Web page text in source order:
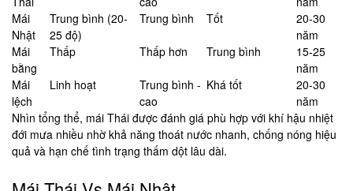
Mái
Nhật
Trung bình (20-
25 độ)
Trung bình Tốt
20-30
năm
Mái
bằng
Thấp Thấp hơn Trung bình
15-25
năm
Mái
lệch
Linh hoạt
Trung bình -
cao
Khá tốt
20-30
năm
Nhìn tổng thể, mái Thái được đánh giá phù hợp với khí hậu nhiệt
đới mưa nhiều nhờ khả năng thoát nước nhanh, chống nóng hiệu
quả và hạn chế tình trạng thấm dột lâu dài.